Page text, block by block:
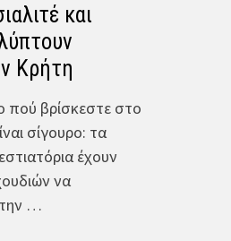
και
Κρήτη
πού βρίσκεστε στο
σίγουρο: τα
έχουν
να
…